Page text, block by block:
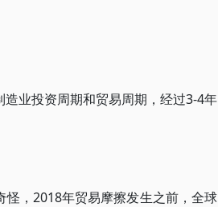
业投资周期和贸易周期，经过3-4年
，2018年贸易摩擦发生之前，全球